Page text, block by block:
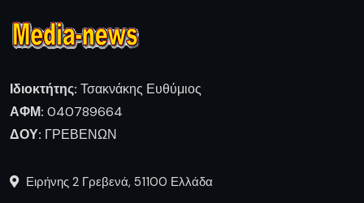
Ιδιοκτήτης: Τσακνάκης Ευθύμιος
ΑΦΜ: 040789664
ΔΟΥ: ΓΡΕΒΕΝΩΝ
Ειρήνης 2 Γρεβενά, 51100 Ελλάδα